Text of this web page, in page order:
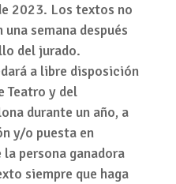
2023. Los textos no
semana después
del jurado.
a libre disposición
Teatro y del
durante un año, a
y/o puesta en
persona ganadora
siempre que haga